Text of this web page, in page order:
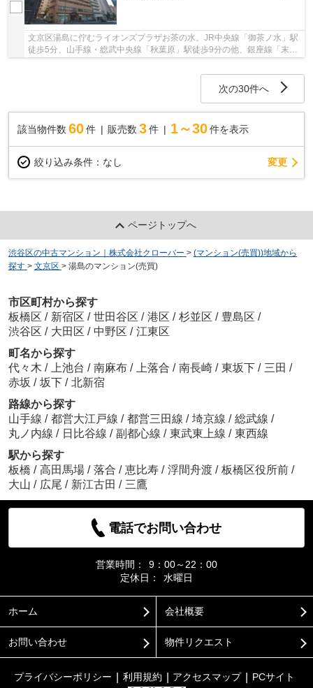
文京区湯島に佇むライオンズプラザお茶の水。JR中央線「御茶ノ水」駅
徒歩5分、山手線・総武中央線「秋葉原」駅徒歩9分の他、銀座線「末広
次の30件へ
該当物件数 60件 販売数 3 件 1～30 件を表示
絞り込み条件： なし 変更
ページトップへ
渋谷区の中古マンション｜株式会社クローバー > (マンション(売買))地域から
探す > 文京区 > 湯島のマンション(売買)
市区町村から探す
板橋区 / 新宿区 / 世田谷区 / 港区 / 杉並区 / 豊島区 /
渋谷区 / 大田区 / 中野区 / 江東区
町名から探す
代々木 / 上池台 / 南麻布 / 上落合 / 南長崎 / 東坂下 / 三田 /
赤坂 / 坂下 / 北新宿
路線から探す
山手線 / 都営大江戸線 / 都営三田線 / 埼京線 / 総武線 /
丸ノ内線 / 日比谷線 / 副都心線 / 東武東上線 / 東西線
駅から探す
板橋 / 高田馬場 / 落合 / 恵比寿 / 浮間舟渡 / 板橋区役所前 /
大山 / 広尾 / 新江古田 / 三鷹
電話でお問い合わせ
営業時間：
9：00～22：00
定休日：
水曜日
ホーム 会社概要
お問い合わせ 物件リクエスト
プライバシーポリシー 利用規約 アクセスマップ PCサイト